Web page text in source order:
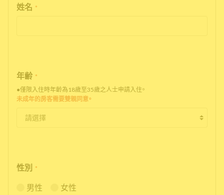
姓名 *
年齢 *
●僅限入住時年齡為18歲至35歲之人士申請入住。
未成年的房客需要雙親同意。
性別 *
男性 女性